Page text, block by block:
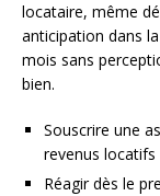
locataire, même
anticipation dans
mois sans
bien.
Souscrire une
revenus locatifs
Réagir dès le